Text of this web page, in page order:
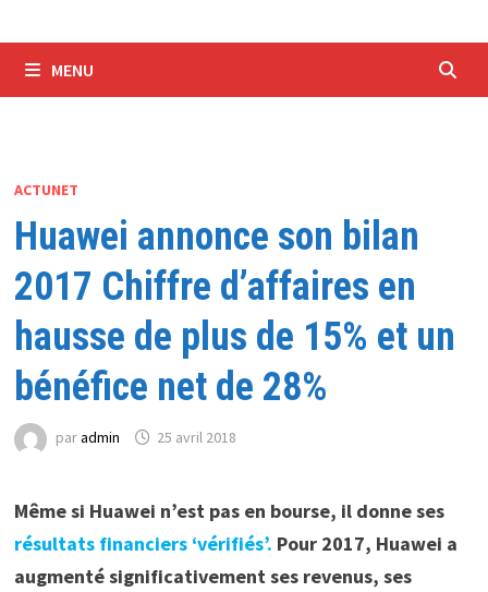
MENU
ACTUNET
Huawei annonce son bilan
2017 Chiffre d’affaires en
hausse de plus de 15% et un
bénéfice net de 28%
paradmin 25 avril 2018
Même si Huawei n’est pas en bourse, il donne ses
résultats financiers ‘vérifiés’. Pour 2017, Huawei a
augmenté significativement ses revenus, ses